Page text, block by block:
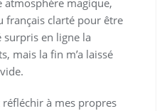
français clarté pour être
surpris en ligne la
mais la fin m’a laissé
réfléchir à mes propres